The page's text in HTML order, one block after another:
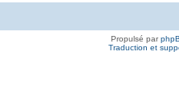
Propulsé par
Traduction et